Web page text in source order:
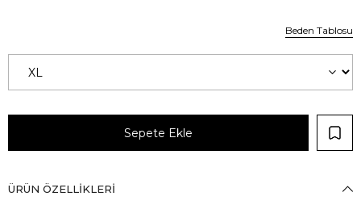
Beden Tablosu
ÜRÜN ÖZELLIKLERI